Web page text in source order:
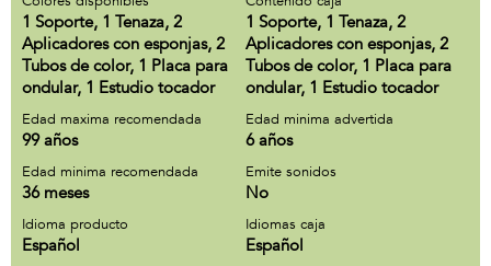
1 Soporte, 1 Tenaza, 2
Aplicadores con esponjas, 2
Tubos de color, 1 Placa para
ondular, 1 Estudio tocador
1 Soporte, 1 Tenaza, 2
Aplicadores con esponjas, 2
Tubos de color, 1 Placa para
ondular, 1 Estudio tocador
Edad maxima recomendada
99 años
Edad minima advertida
6 años
Edad minima recomendada
36 meses
Emite sonidos
No
Idioma producto
Español
Idiomas caja
Español